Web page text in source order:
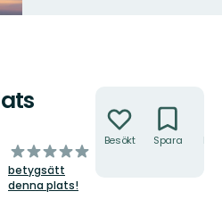
av
5
stjärnor
betygsätt
denna plats!
Besökt Spara